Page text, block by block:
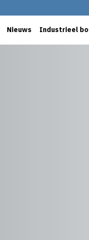
Nieuws Industrieel